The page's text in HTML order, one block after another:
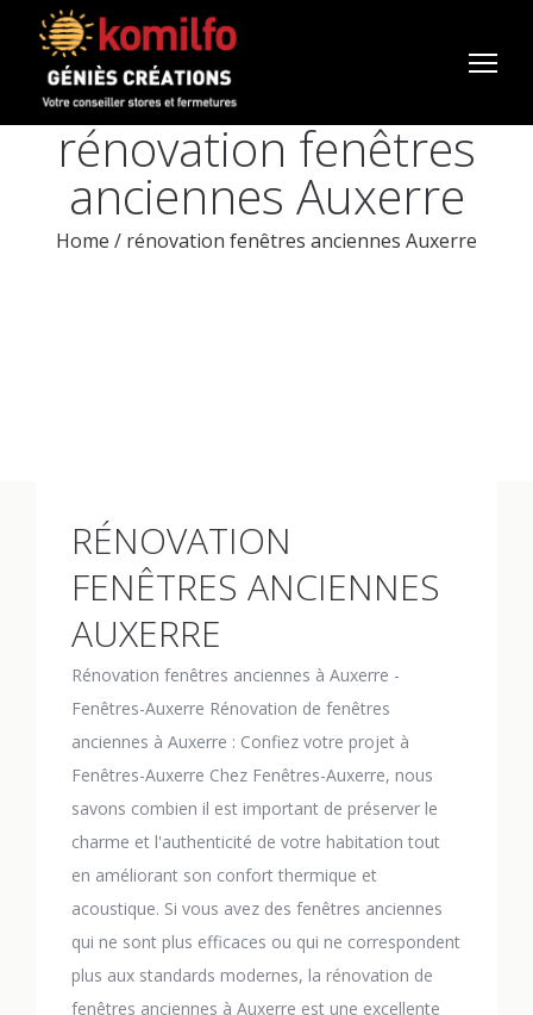
rénovation fenêtres
anciennes Auxerre
Home / rénovation fenêtres anciennes Auxerre
RÉNOVATION
FENÊTRES ANCIENNES
AUXERRE
Rénovation fenêtres anciennes à Auxerre -
Fenêtres-Auxerre Rénovation de fenêtres
anciennes à Auxerre : Confiez votre projet à
Fenêtres-Auxerre Chez Fenêtres-Auxerre, nous
savons combien il est important de préserver le
charme et l'authenticité de votre habitation tout
en améliorant son confort thermique et
acoustique. Si vous avez des fenêtres anciennes
qui ne sont plus efficaces ou qui ne correspondent
plus aux standards modernes, la rénovation de
fenêtres anciennes à Auxerre est une excellente